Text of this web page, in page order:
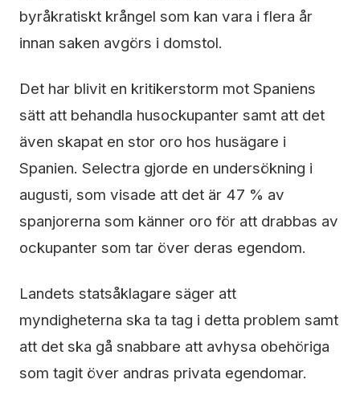
byråkratiskt krångel som kan vara i flera år
innan saken avgörs i domstol.
Det har blivit en kritikerstorm mot Spaniens
sätt att behandla husockupanter samt att det
även skapat en stor oro hos husägare i
Spanien. Selectra gjorde en undersökning i
augusti, som visade att det är 47 % av
spanjorerna som känner oro för att drabbas av
ockupanter som tar över deras egendom.
Landets statsåklagare säger att
myndigheterna ska ta tag i detta problem samt
att det ska gå snabbare att avhysa obehöriga
som tagit över andras privata egendomar.